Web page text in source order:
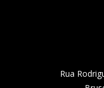
Rua